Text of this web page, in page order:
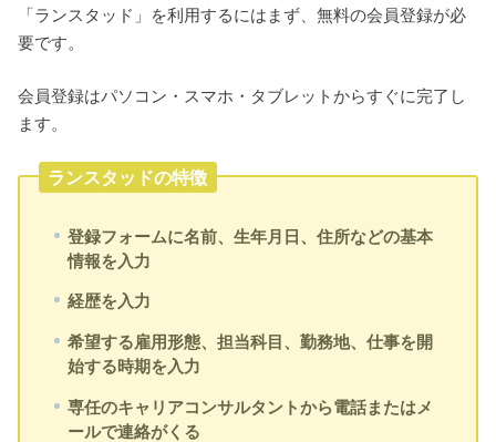
「ランスタッド」を利用するにはまず、無料の会員登録が必
要です。
会員登録はパソコン・スマホ・タブレットからすぐに完了し
ます。
ランスタッドの特徴
登録フォームに名前、生年月日、住所などの基本
情報を入力
経歴を入力
希望する雇用形態、担当科目、勤務地、仕事を開
始する時期を入力
専任のキャリアコンサルタントから電話またはメ
ールで連絡がくる